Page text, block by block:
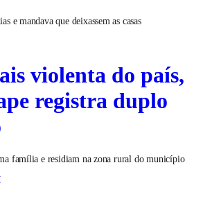
e mandava que deixassem as casas
violenta do país,
registra duplo
família e residiam na zona rural do município